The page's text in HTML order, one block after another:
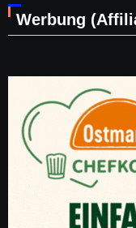
Werbung